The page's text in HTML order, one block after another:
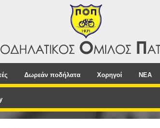
Δωρεάν ποδήλατα Χορηγοί NEA